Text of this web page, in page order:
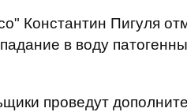
Константин Пигуля
в воду
проведут